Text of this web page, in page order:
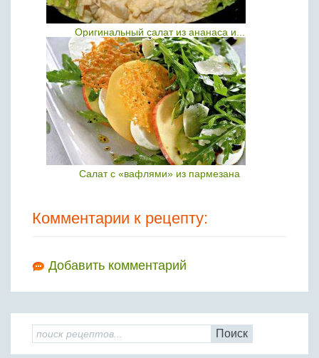
Оригинальный салат из ананаса и...
Салат с «вафлями» из пармезана
Комментарии к рецепту:
Добавить комментарий
Поиск